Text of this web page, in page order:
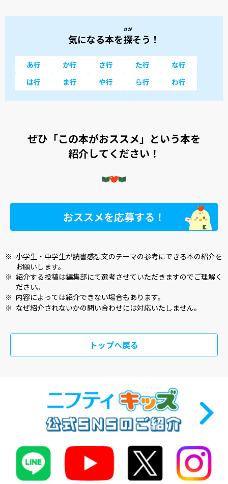
気になる本を探
さが
そう！
あ行 か行 さ行 た行
な行
は行
ま行 や行 ら行 わ行
ぜひ「この本がおススメ」という本を
紹介してください！
おススメを応募する！
※ 小学生・中学生が読書感想文のテーマの参考にできる本の紹介を
お願いします。
※ 紹介する投稿は編集部にて選考させていただきますのでご理解く
ださい。
※ 内容によっては紹介できない場合もあります。
※ なぜ紹介されないかの問い合わせには対応いたしません。
トップへ戻る